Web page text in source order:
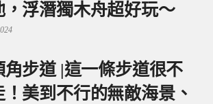
，浮潛獨木舟超好玩～
角步道 |這一條步道很不
！美到不行的無敵海景、